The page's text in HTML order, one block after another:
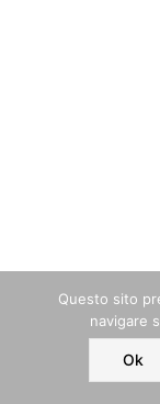
Home
Questo sito
navigare
Ok